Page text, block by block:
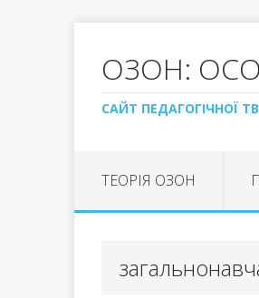
ОЗОН:
САЙТ ПЕДАГОГІЧНОЇ
ТЕОРІЯ ОЗОН